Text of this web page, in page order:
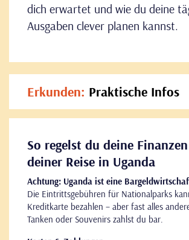
dich erwartet und wie du deine
Ausgaben clever planen kannst.
Erkunden: Praktische Infos
So regelst du deine
deiner Reise in Uganda
Achtung: Uganda ist eine
Die Eintrittsgebühren für Nationalparks
Kreditkarte bezahlen – aber fast alles
Tanken oder Souvenirs zahlst du bar.